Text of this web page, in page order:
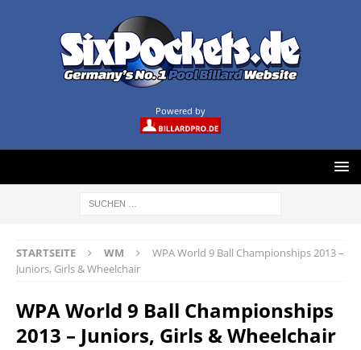
Powered by
STARTSEITE WM
WPA World 9 Ball Championships 2013 –
Juniors, Girls & Wheelchair
WPA World 9 Ball Championships
2013 – Juniors, Girls & Wheelchair